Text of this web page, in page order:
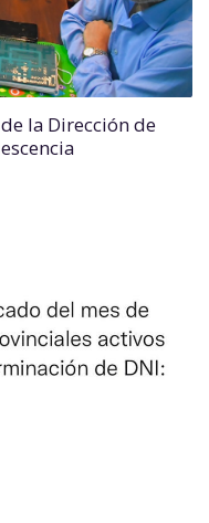
la Dirección de